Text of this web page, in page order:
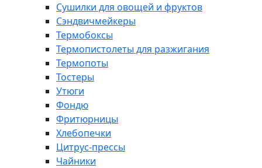
Сушилки для овощей и фруктов
Сэндвичмейкеры
Термобоксы
Термопистолеты для разжигания
Термопоты
Тостеры
Утюги
Фондю
Фритюрницы
Хлебопечки
Цитрус-прессы
Чайники